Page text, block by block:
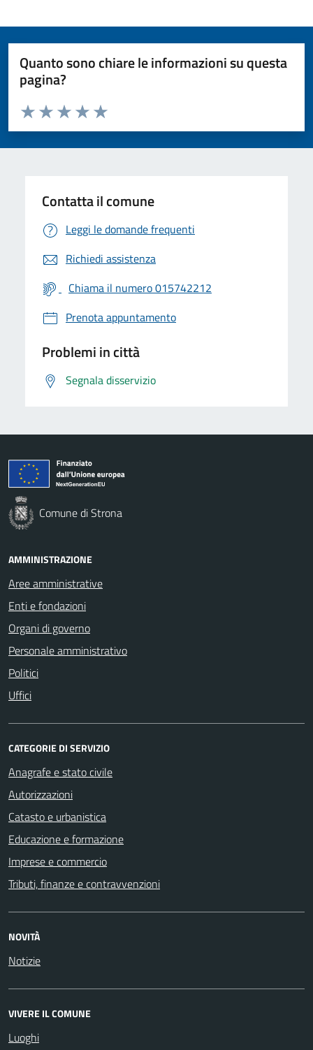
Quanto sono chiare le informazioni su questa
pagina?
Valuta da 1 a 5 stelle la pagina
Valuta 5 stelle su 5
Valuta 4 stelle su 5
Valuta 3 stelle su 5
Valuta 2 stelle su 5
Valuta 1 stelle su 5
Contatta il comune
Leggi le domande frequenti
Richiedi assistenza
Chiama il numero 015742212
Prenota appuntamento
Problemi in città
Segnala disservizio
Comune di Strona
AMMINISTRAZIONE
Aree amministrative
Enti e fondazioni
Organi di governo
Personale amministrativo
Politici
Uffici
CATEGORIE DI SERVIZIO
Anagrafe e stato civile
Autorizzazioni
Catasto e urbanistica
Educazione e formazione
Imprese e commercio
Tributi, finanze e contravvenzioni
NOVITÀ
Notizie
VIVERE IL COMUNE
Luoghi